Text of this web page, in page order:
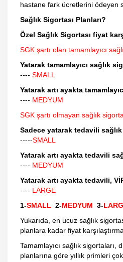
hastane fark ücretlerini ödeyen
Sağlık Sigortası Planları?
Özel Sağlık Sigortası fiyat
SGK şartı olan tamamlayıcı
Yatarak tamamlayıcı sağlık
---- SMALL
Yatarak artı ayakta
---- MEDYUM
SGK şartı olmayan sağlık
Sadece yatarak tedavili
-----SMALL
Yatarak artı ayakta tedavili
---- MEDYUM
Yatarak artı ayakta tedavili,
---- LARGE
1-SMALL 2-MEDYUM 3-
Yukarıda, en ucuz sağlık
planlara kadar fiyat
Tamamlayıcı sağlık sigortaları,
planlarına göre yıllık primleri